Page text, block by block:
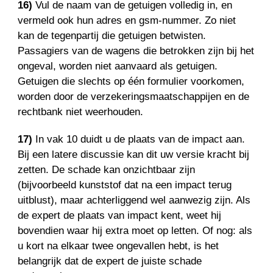
16) Vul de naam van de getuigen volledig in, en
vermeld ook hun adres en gsm-nummer. Zo niet
kan de tegenpartij die getuigen betwisten.
Passagiers van de wagens die betrokken zijn bij het
ongeval, worden niet aanvaard als getuigen.
Getuigen die slechts op één formulier voorkomen,
worden door de verzekeringsmaatschappijen en de
rechtbank niet weerhouden.
17) In vak 10 duidt u de plaats van de impact aan.
Bij een latere discussie kan dit uw versie kracht bij
zetten. De schade kan onzichtbaar zijn
(bijvoorbeeld kunststof dat na een impact terug
uitblust), maar achterliggend wel aanwezig zijn. Als
de expert de plaats van impact kent, weet hij
bovendien waar hij extra moet op letten. Of nog: als
u kort na elkaar twee ongevallen hebt, is het
belangrijk dat de expert de juiste schade